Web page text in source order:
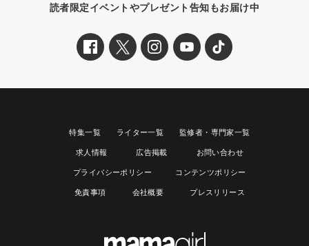
読者限定イベントやプレゼント告知もお届け中
特集一覧 ライター一覧 監修者・専門家一覧
求人情報 広告掲載 お問い合わせ
プライバシーポリシー コンテンツポリシー
免責事項 会社概要 プレスリリース